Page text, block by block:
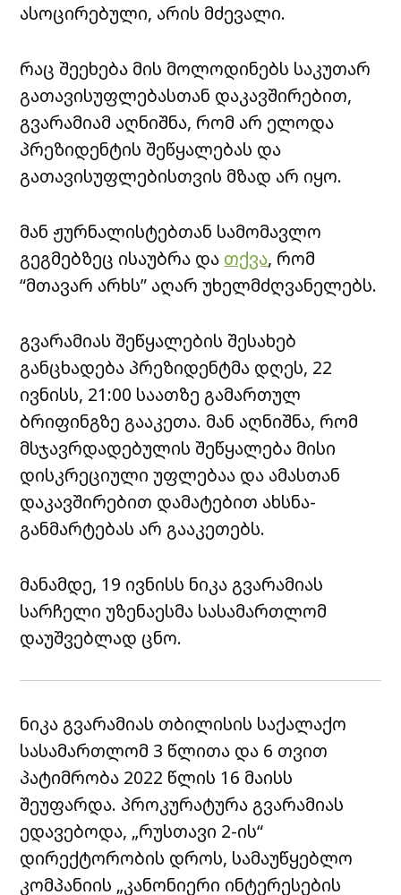
ასოცირებული, არის მძევალი.
რაც შეეხება მის მოლოდინებს საკუთარ
გათავისუფლებასთან დაკავშირებით,
გვარამიამ აღნიშნა, რომ არ ელოდა
პრეზიდენტის შეწყალებას და
გათავისუფლებისთვის მზად არ იყო.
მან ჟურნალისტებთან სამომავლო
გეგმებზეც ისაუბრა და თქვა, რომ
“მთავარ არხს” აღარ უხელმძღვანელებს.
გვარამიას შეწყალების შესახებ
განცხადება პრეზიდენტმა დღეს, 22
ივნისს, 21:00 საათზე გამართულ
ბრიფინგზე გააკეთა. მან აღნიშნა, რომ
მსჯავრდადებულის შეწყალება მისი
დისკრეციული უფლებაა და ამასთან
დაკავშირებით დამატებით ახსნა-
განმარტებას არ გააკეთებს.
მანამდე, 19 ივნისს ნიკა გვარამიას
სარჩელი უზენაესმა სასამართლომ
დაუშვებლად ცნო.
ნიკა გვარამიას თბილისის საქალაქო
სასამართლომ 3 წლითა და 6 თვით
პატიმრობა 2022 წლის 16 მაისს
შეუფარდა. პროკურატურა გვარამიას
ედავებოდა, „რუსთავი 2-ის“
დირექტორობის დროს, სამაუწყებლო
კომპანიის „კანონიერი ინტერესების